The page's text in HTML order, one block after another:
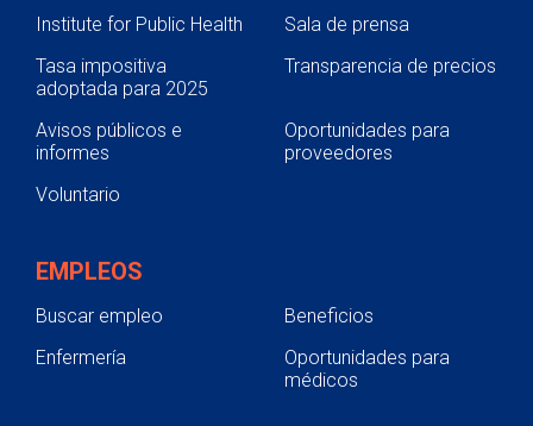
Institute for Public Health
Sala de prensa
Tasa impositiva
adoptada para 2025
Transparencia de precios
Avisos públicos e
informes
Oportunidades para
proveedores
Voluntario
EMPLEOS
Buscar empleo
Beneficios
Enfermería
Oportunidades para
médicos